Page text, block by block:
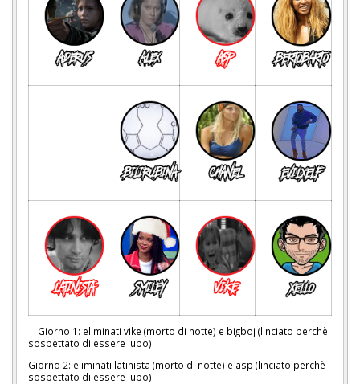
Giorno 1: eliminati vike (morto di notte) e bigboj (linciato perchè
sospettato di essere lupo)
Giorno 2: eliminati latinista (morto di notte) e asp (linciato perchè
sospettato di essere lupo)